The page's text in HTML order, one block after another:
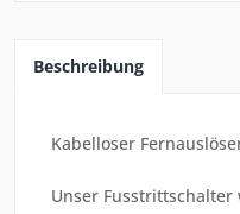
Beschreibung
Kabelloser
Unser